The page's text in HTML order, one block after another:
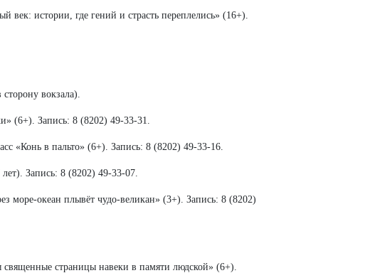
истории, где гений и страсть переплелись» (16+).
вокзала).
(6+). Запись: 8 (8202) 49-33-31.
«Конь в пальто» (6+). Запись: 8 (8202) 49-33-16.
Запись: 8 (8202) 49-33-07.
океан плывёт чудо-великан» (3+). Запись: 8 (8202)
страницы навеки в памяти людской» (6+).